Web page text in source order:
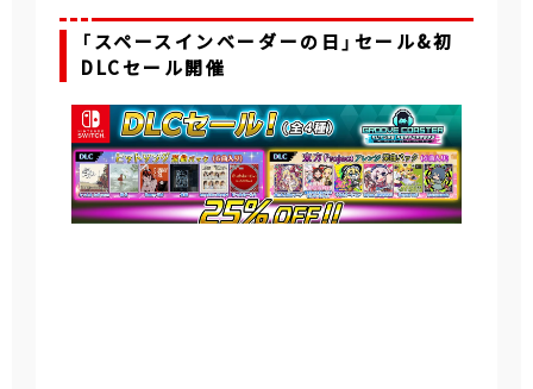
「スペースインベーダーの日」セール&初
DLCセール開催